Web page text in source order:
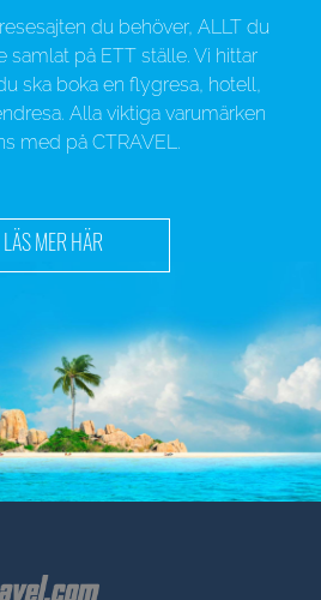
du behöver, ALLT du
samlat på ETT ställe. Vi hittar
ska boka en flygresa, hotell,
Alla viktiga varumärken
med på CTRAVEL.
LÄS MER HÄR